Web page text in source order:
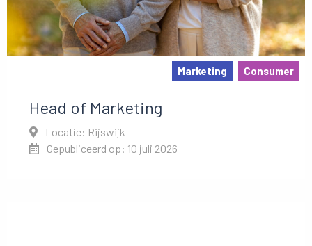
Marketing Consumer
Head of Marketing
Locatie: Rijswijk
Gepubliceerd op: 10 juli 2026